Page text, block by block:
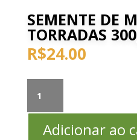
SEMENTE DE
TORRADAS
R$24.00
DE
MELÃO
TORRADAS
Adicionar ao